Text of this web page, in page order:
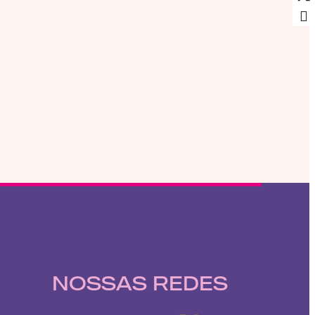
NOSSAS REDES